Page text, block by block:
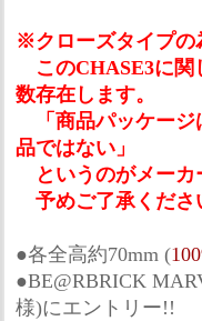
※クローズタイプの
このCHASE3に関
数存在します。
「商品パッケージ
品ではない」
というのがメーカ
予めご了承くださ
●各全高約70mm (
●BE@RBRICK
様)にエントリー!!